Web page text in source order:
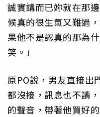
誠實講而已妳就在那
候真的很生氣又難過
果他不是認真的那為
笑。」
原PO說，男友直接出
都沒接，訊息也不讀
的聲音，帶著他買好